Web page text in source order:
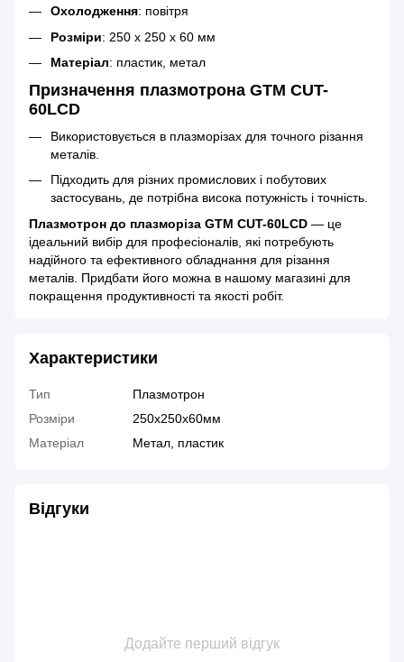
Охолодження: повітря
Розміри: 250 х 250 х 60 мм
Матеріал: пластик, метал
Призначення плазмотрона GTM CUT-
60LCD
Використовується в плазморізах для точного різання
металів.
Підходить для різних промислових і побутових
застосувань, де потрібна висока потужність і точність.
Плазмотрон до плазморіза GTM CUT-60LCD — це
ідеальний вибір для професіоналів, які потребують
надійного та ефективного обладнання для різання
металів. Придбати його можна в нашому магазині для
покращення продуктивності та якості робіт.
Характеристики
Тип
Плазмотрон
Розміри
250х250х60мм
Матеріал
Метал, пластик
Відгуки
Додайте перший відгук